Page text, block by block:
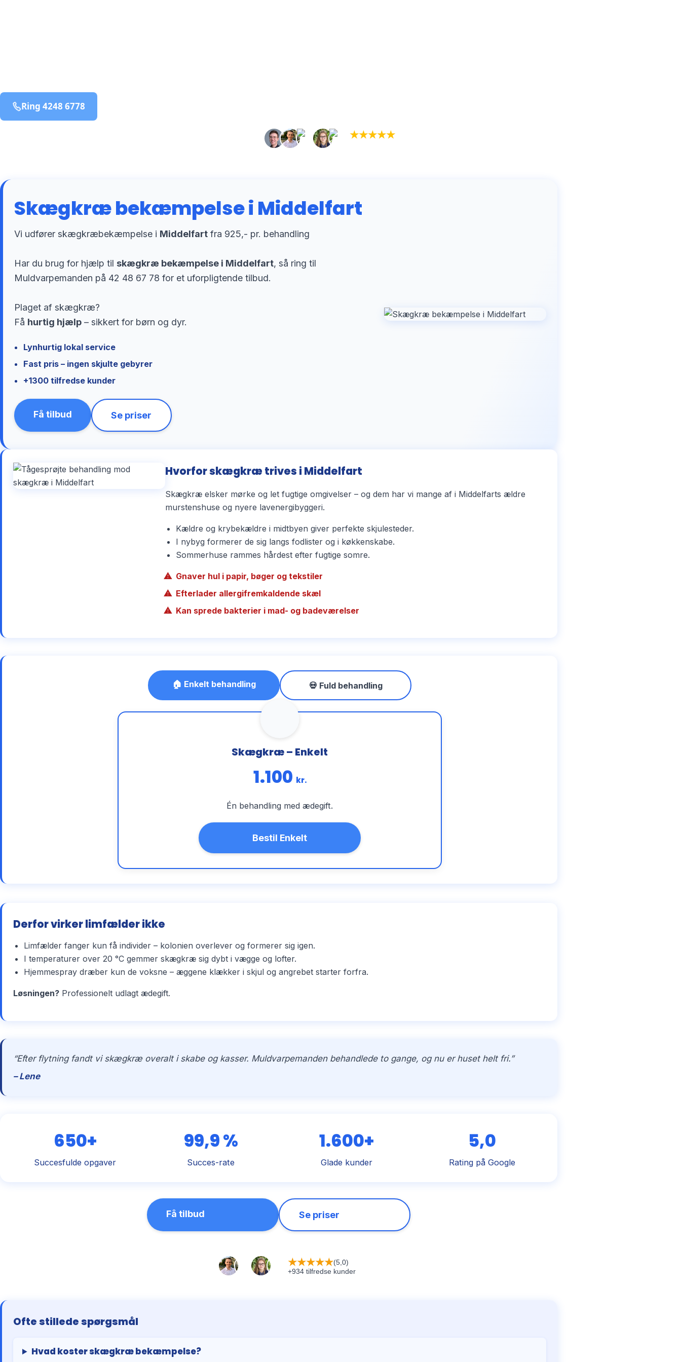
Ring 4248 6778
★★★★★
Skægkræ bekæmpelse i Middelfart
Vi udfører skægkræbekæmpelse i Middelfart fra 925,- pr. behandling
Har du brug for hjælp til skægkræ bekæmpelse i Middelfart, så ring til
Muldvarpemanden på 42 48 67 78 for et uforpligtende tilbud.
Plaget af skægkræ?
Få hurtig hjælp – sikkert for børn og dyr.
Lynhurtig lokal service
Fast pris – ingen skjulte gebyrer
+1300 tilfredse kunder
Få tilbud Se priser
Hvorfor skægkræ trives i Middelfart
Skægkræ elsker mørke og let fugtige omgivelser – og dem har vi mange af i Middelfarts ældre
murstenshuse og nyere lavenergibyggeri.
Kældre og krybekældre i midtbyen giver perfekte skjulesteder.
I nybyg formerer de sig langs fodlister og i køkkenskabe.
Sommerhuse rammes hårdest efter fugtige somre.
Gnaver hul i papir, bøger og tekstiler
Efterlader allergifremkaldende skæl
Kan sprede bakterier i mad- og badeværelser
🏠 Enkelt behandling 💀 Fuld behandling
Skægkræ – Enkelt
1.100 kr.
Én behandling med ædegift.
Bestil Enkelt
Derfor virker limfælder ikke
Limfælder fanger kun få individer – kolonien overlever og formerer sig igen.
I temperaturer over 20 °C gemmer skægkræ sig dybt i vægge og lofter.
Hjemmespray dræber kun de voksne – æggene klækker i skjul og angrebet starter forfra.
Løsningen? Professionelt udlagt ædegift.
“Efter flytning fandt vi skægkræ overalt i skabe og kasser. Muldvarpemanden behandlede to gange, og nu er huset helt fri.”
– Lene
650+
Succesfulde opgaver
99,9 %
Succes-rate
1.600+
Glade kunder
5,0
Rating på Google
Få tilbud Se priser
★★★★★(5,0)
+934 tilfredse kunder
Ofte stillede spørgsmål
Hvad koster skægkræ bekæmpelse?